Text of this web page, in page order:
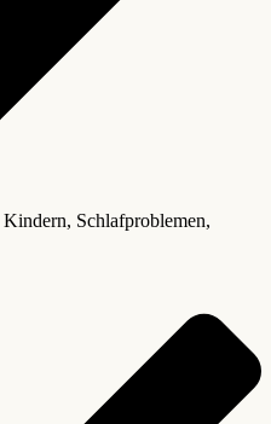
Schlafproblemen,